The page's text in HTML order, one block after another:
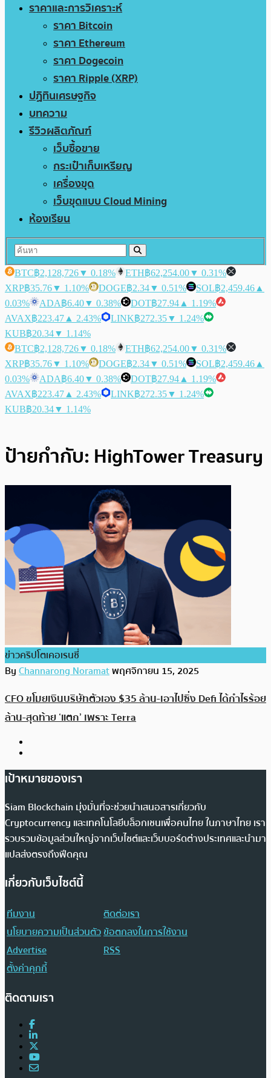
ราคาและการวิเคราะห์
ราคา Bitcoin
ราคา Ethereum
ราคา Dogecoin
ราคา Ripple (XRP)
ปฏิทินเศรษฐกิจ
บทความ
รีวิวผลิตภัณฑ์
เว็บซื้อขาย
กระเป๋าเก็บเหรียญ
เครื่องขุด
เว็บขุดแบบ Cloud Mining
ห้องเรียน
BTC฿2,128,726▼ 0.18% ETH฿62,254.00▼ 0.31%
XRP฿35.76▼ 1.10% DOGE฿2.34▼ 0.51% SOL฿2,459.46 ▲
0.03%
ADA฿6.40▼ 0.38% DOT฿27.94 ▲ 1.19%
AVAX฿223.47 ▲ 2.43% LINK฿272.35▼ 1.24%
KUB฿20.34▼ 1.14%
BTC฿2,128,726▼ 0.18% ETH฿62,254.00▼ 0.31%
XRP฿35.76▼ 1.10% DOGE฿2.34▼ 0.51% SOL฿2,459.46 ▲
0.03%
ADA฿6.40▼ 0.38% DOT฿27.94 ▲ 1.19%
AVAX฿223.47 ▲ 2.43% LINK฿272.35▼ 1.24%
KUB฿20.34▼ 1.14%
ป้ายกำกับ: HighTower Treasury
ข่าวคริปโตเคอเรนซี่
ByChannarong Noramatพฤศจิกายน 15, 2025
CFO ขโมยเงินบริษัทตัวเอง $35 ล้าน-เอาไปซิ่ง Defi ได้กำไรร้อย
ล้าน-สุดท้าย ‘แตก’ เพราะ Terra
เป้าหมายของเรา
Siam Blockchain มุ่งมั่นที่จะช่วยนำเสนอสารเกี่ยวกับ
Cryptocurrency และเทคโนโลยีบล็อกเชนเพื่อคนไทย ในภาษาไทย เรา
รวบรวมข้อมูลส่วนใหญ่จากเว็บไซต์และเว็บบอร์ดต่างประเทศและนำมา
แปลส่งตรงถึงฟีดคุณ
เกี่ยวกับเว็บไซต์นี้
ทีมงาน
ติดต่อเรา
นโยบายความเป็นส่วนตัวข้อตกลงในการใช้งาน
Advertise
RSS
ตั้งค่าคุกกี้
ติดตามเรา